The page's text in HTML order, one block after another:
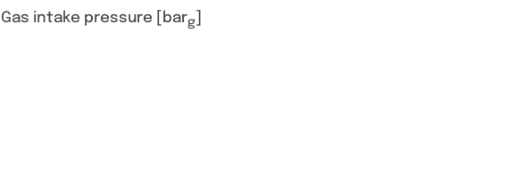
Gas intake pressure [barg